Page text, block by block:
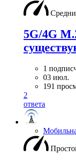
5G/4G
1
03 июл.
191
2
ответа